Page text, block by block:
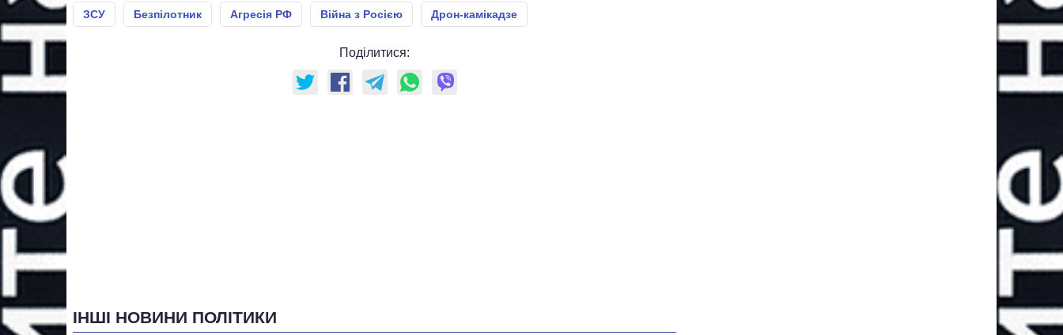
ЗСУ Безпілотник Агресія РФ Війна з Росією Дрон-камікадзе
Поділитися:
ІНШІ НОВИНИ ПОЛІТИКИ